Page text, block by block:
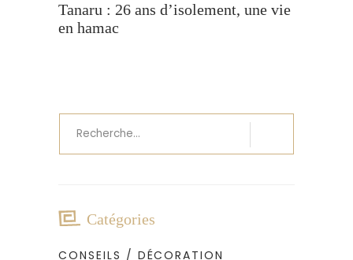
Tanaru : 26 ans d’isolement, une vie
en hamac
pour
Catégories
CONSEILS / DÉCORATION